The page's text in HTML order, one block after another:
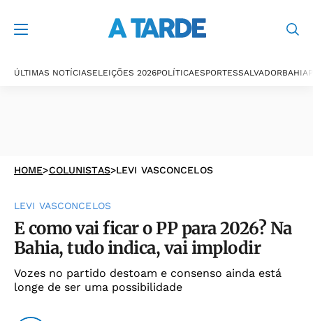
ÚLTIMAS NOTÍCIASELEIÇÕES 2026POLÍTICAESPORTESSALVADORBAHIA
HOME>COLUNISTAS>LEVI VASCONCELOS
LEVI VASCONCELOS
E como vai ficar o PP para 2026? Na
Bahia, tudo indica, vai implodir
Vozes no partido destoam e consenso ainda está
longe de ser uma possibilidade